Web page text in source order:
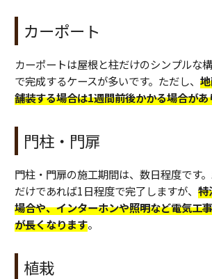
カーポート
カーポートは屋根と柱だけのシンプルな
で完成するケースが多いです。ただし、
舗装する場合は1週間前後かかる場合があ
門柱・門扉
門柱・門扉の施工期間は、数日程度です
だけであれば1日程度で完了しますが、 特
場合や、インターホンや照明など電気工
が長くなります。
植栽